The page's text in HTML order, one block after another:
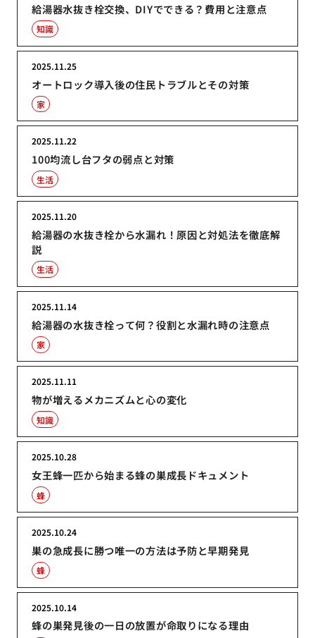
給湯器水抜き栓交換、DIYでできる？費用と注意点
知識
オートロック導入後の住民トラブルとその対策
2025.11.25
家
100均流し台フタの弱点と対策
2025.11.22
生活
給湯器の水抜き栓から水漏れ！原因と対処法を徹底解
説
2025.11.20
生活
給湯器の水抜き栓って何？役割と水漏れ時の注意点
2025.11.14
家
物が増えるメカニズムと心の変化
2025.11.11
知識
女王蜂一匹から始まる蜂の巣成長ドキュメント
2025.10.28
蜂
巣の急成長に勝つ唯一の方法は予防と早期発見
2025.10.24
蜂
蜂の巣発見後の一日の放置が命取りになる理由
2025.10.14